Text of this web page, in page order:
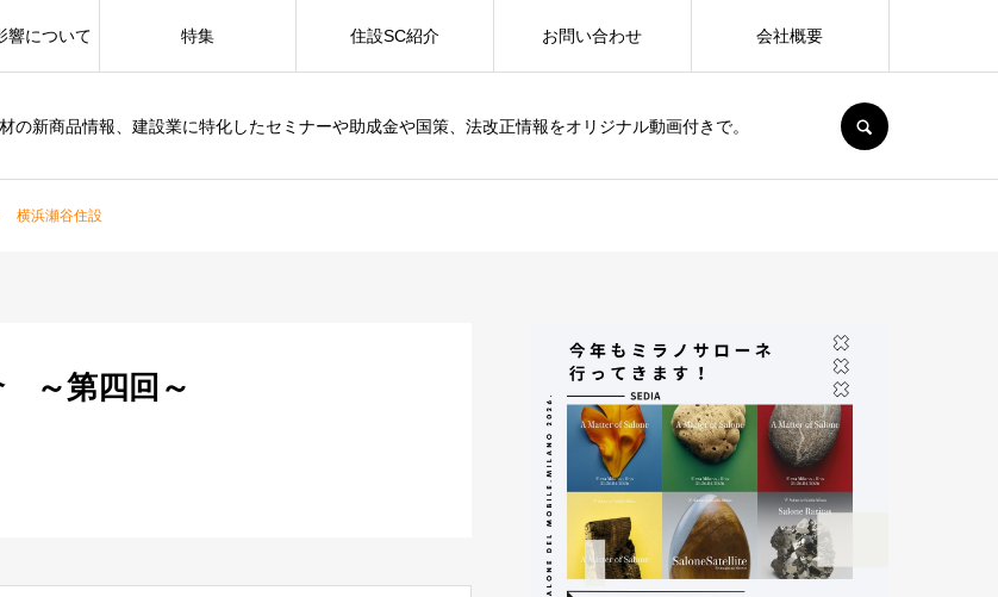
の新商品情報、建設業に特化したセミナーや助成金や国策、法改正情報をオリジナル動画付きで。
響について 特集 住設SC紹介 お問い合わせ 会社概要
横浜瀬谷住設
～第四回～